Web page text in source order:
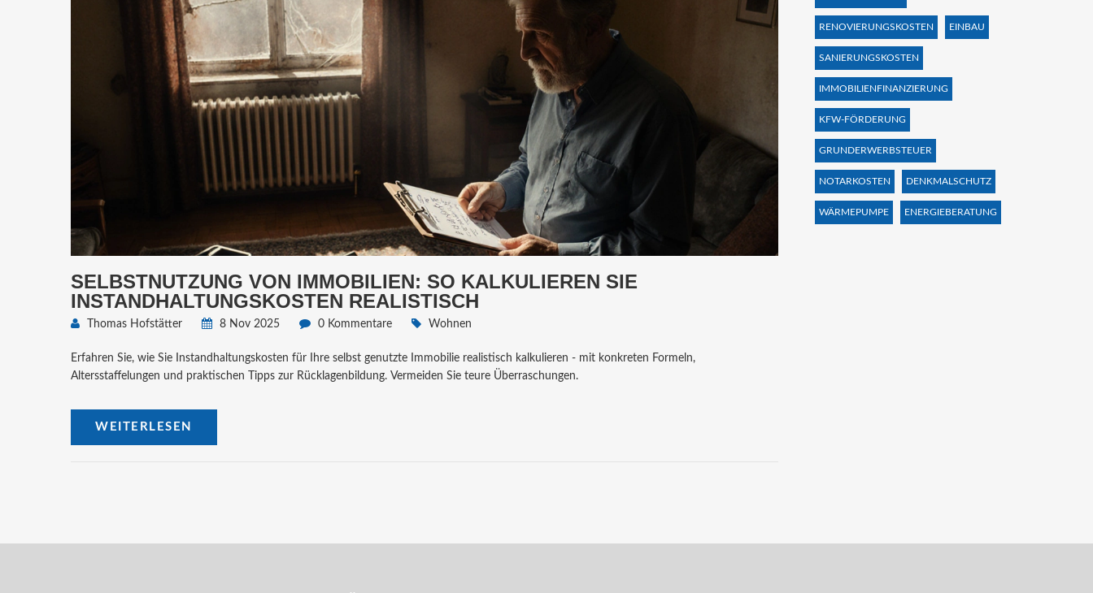
SELBSTNUTZUNG VON IMMOBILIEN: SO KALKULIEREN SIE
INSTANDHALTUNGSKOSTEN REALISTISCH
Thomas Hofstätter 8 Nov 2025 0 Kommentare Wohnen
Erfahren Sie, wie Sie Instandhaltungskosten für Ihre selbst genutzte Immobilie realistisch kalkulieren - mit konkreten Formeln,
Altersstaffelungen und praktischen Tipps zur Rücklagenbildung. Vermeiden Sie teure Überraschungen.
WEITERLESEN
RENOVIERUNGSKOSTEN EINBAU
SANIERUNGSKOSTEN
IMMOBILIENFINANZIERUNG
KFW-FÖRDERUNG
GRUNDERWERBSTEUER
NOTARKOSTEN DENKMALSCHUTZ
WÄRMEPUMPE ENERGIEBERATUNG